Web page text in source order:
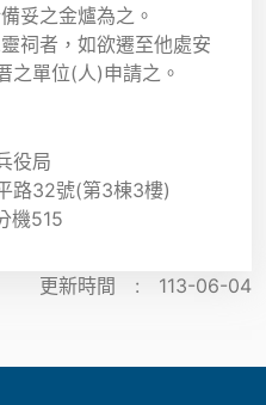
妥之金爐為之。
祠者，如欲遷至他處安
之單位(人)申請之。
役局
路32號(第3棟3樓)
機515
更新時間 : 113-06-04